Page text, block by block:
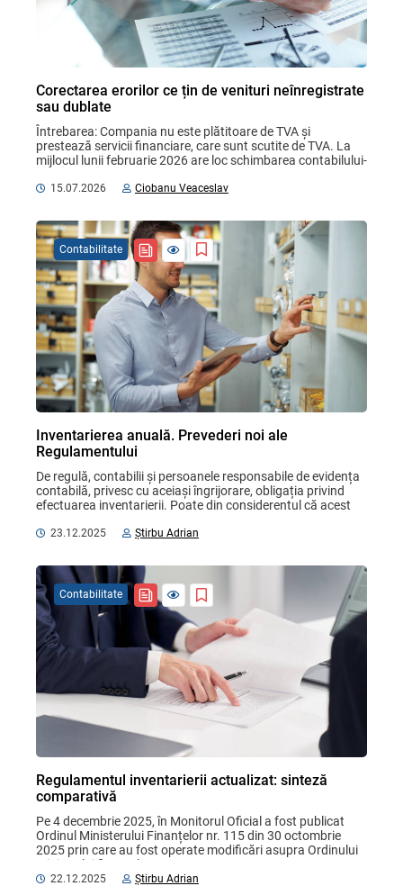
Corectarea erorilor ce țin de venituri neînregistrate
sau dublate
Întrebarea: Compania nu este plătitoare de TVA și
prestează servicii financiare, care sunt scutite de TVA. La
mijlocul lunii februarie 2026 are loc schimbarea contabilului-
15.07.2026 Ciobanu Veaceslav
Inventarierea anuală. Prevederi noi ale
Regulamentului
De regulă, contabilii și persoanele responsabile de evidența
contabilă, privesc cu aceiași îngrijorare, obligația privind
efectuarea inventarierii. Poate din considerentul că acest
23.12.2025 Știrbu Adrian
Contabilitate
Regulamentul inventarierii actualizat: sinteză
comparativă
Pe 4 decembrie 2025, în Monitorul Oficial a fost publicat
Ordinul Ministerului Finanțelor nr. 115 din 30 octombrie
2025 prin care au fost operate modificări asupra Ordinului
ministrului finanțelor nr. 60/2012 „Cu ...
22.12.2025 Știrbu Adrian
Contabilitate